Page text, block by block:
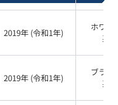
2019年 (令和1年)
ホワイ
系
2019年 (令和1年)
ブラッ
系